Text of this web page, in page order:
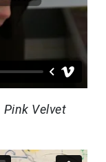
Pink Velvet